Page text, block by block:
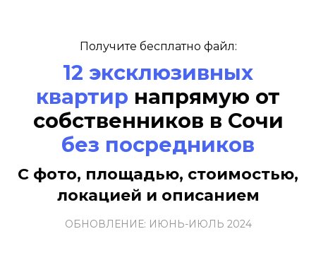
Получите бесплатно файл:
12 эксклюзивных
квартир напрямую от
собственников в Сочи
без посредников
С фото, площадью, стоимостью,
локацией и описанием
ОБНОВЛЕНИЕ: ИЮНЬ-ИЮЛЬ 2024